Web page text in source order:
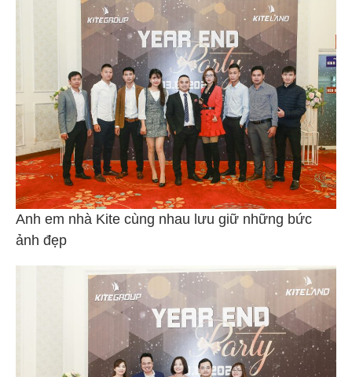
Anh em nhà Kite cùng nhau lưu giữ những bức
ảnh đẹp